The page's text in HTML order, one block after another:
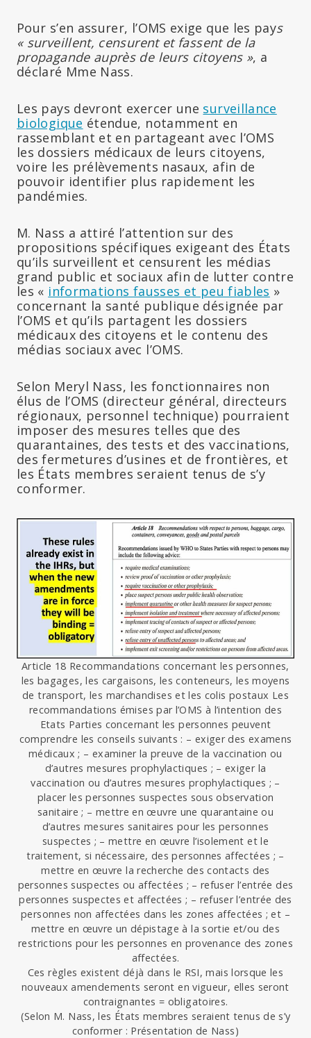
Pour s’en assurer, l’OMS exige que les pays
« surveillent, censurent et fassent de la
propagande auprès de leurs citoyens », a
déclaré Mme Nass.
Les pays devront exercer une surveillance
biologique étendue, notamment en
rassemblant et en partageant avec l’OMS
les dossiers médicaux de leurs citoyens,
voire les prélèvements nasaux, afin de
pouvoir identifier plus rapidement les
pandémies.
M. Nass a attiré l’attention sur des
propositions spécifiques exigeant des États
qu’ils surveillent et censurent les médias
grand public et sociaux afin de lutter contre
les « informations fausses et peu fiables »
concernant la santé publique désignée par
l’OMS et qu’ils partagent les dossiers
médicaux des citoyens et le contenu des
médias sociaux avec l’OMS.
Selon Meryl Nass, les fonctionnaires non
élus de l’OMS (directeur général, directeurs
régionaux, personnel technique) pourraient
imposer des mesures telles que des
quarantaines, des tests et des vaccinations,
des fermetures d’usines et de frontières, et
les États membres seraient tenus de s’y
conformer.
Article 18 Recommandations concernant les personnes,
les bagages, les cargaisons, les conteneurs, les moyens
de transport, les marchandises et les colis postaux Les
recommandations émises par l’OMS à l’intention des
Etats Parties concernant les personnes peuvent
comprendre les conseils suivants : – exiger des examens
médicaux ; – examiner la preuve de la vaccination ou
d’autres mesures prophylactiques ; – exiger la
vaccination ou d’autres mesures prophylactiques ; –
placer les personnes suspectes sous observation
sanitaire ; – mettre en œuvre une quarantaine ou
d’autres mesures sanitaires pour les personnes
suspectes ; – mettre en œuvre l’isolement et le
traitement, si nécessaire, des personnes affectées ; –
mettre en œuvre la recherche des contacts des
personnes suspectes ou affectées ; – refuser l’entrée des
personnes suspectes et affectées ; – refuser l’entrée des
personnes non affectées dans les zones affectées ; et –
mettre en œuvre un dépistage à la sortie et/ou des
restrictions pour les personnes en provenance des zones
affectées.
Ces règles existent déjà dans le RSI, mais lorsque les
nouveaux amendements seront en vigueur, elles seront
contraignantes = obligatoires.
(Selon M. Nass, les États membres seraient tenus de s’y
conformer : Présentation de Nass)